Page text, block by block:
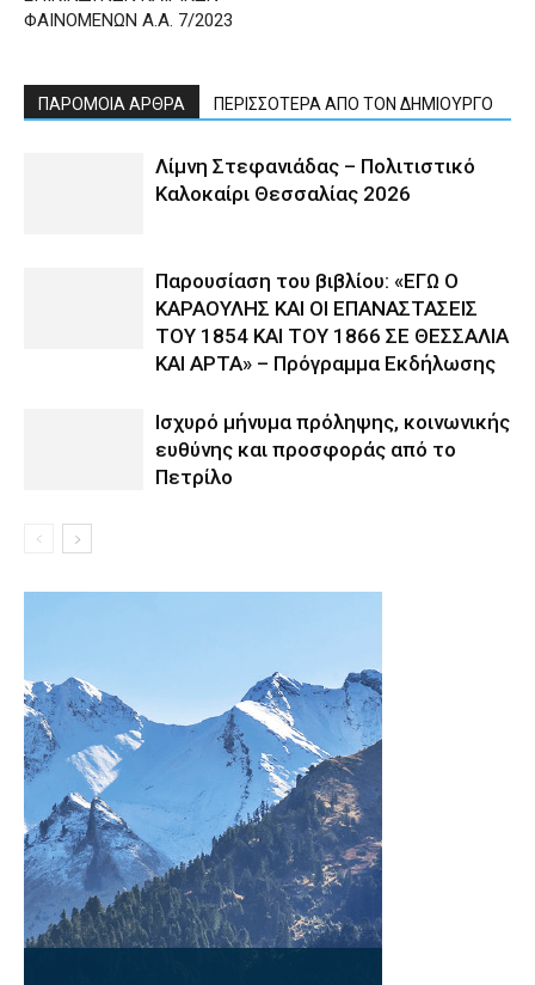
ΦΑΙΝΟΜΕΝΩΝ Α.Α. 7/2023
ΠΑΡΟΜΟΙΑ ΑΡΘΡΑ ΠΕΡΙΣΣΟΤΕΡΑ ΑΠΟ ΤΟΝ ΔΗΜΙΟΥΡΓΟ
Λίμνη Στεφανιάδας – Πολιτιστικό
Καλοκαίρι Θεσσαλίας 2026
Παρουσίαση του βιβλίου: «ΕΓΩ Ο
ΚΑΡΑΟΥΛΗΣ ΚΑΙ ΟΙ ΕΠΑΝΑΣΤΑΣΕΙΣ
ΤΟΥ 1854 ΚΑΙ ΤΟΥ 1866 ΣΕ ΘΕΣΣΑΛΙΑ
ΚΑΙ ΑΡΤΑ» – Πρόγραμμα Εκδήλωσης
Ισχυρό μήνυμα πρόληψης, κοινωνικής
ευθύνης και προσφοράς από το
Πετρίλο